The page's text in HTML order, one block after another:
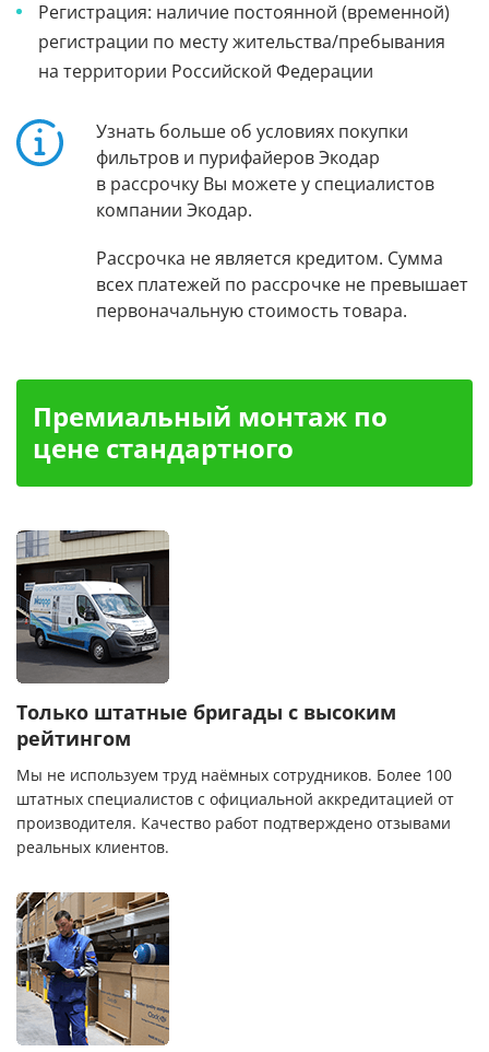
Регистрация: наличие постоянной (временной)
регистрации по месту жительства/пребывания
на территории Российской Федерации
Узнать больше об условиях покупки
фильтров и пурифайеров Экодар
в рассрочку Вы можете у специалистов
компании Экодар.
Рассрочка не является кредитом. Сумма
всех платежей по рассрочке не превышает
первоначальную стоимость товара.
Премиальный монтаж по
цене стандартного
Только штатные бригады с высоким
рейтингом
Мы не используем труд наёмных сотрудников. Более 100
штатных специалистов с официальной аккредитацией от
производителя. Качество работ подтверждено отзывами
реальных клиентов.